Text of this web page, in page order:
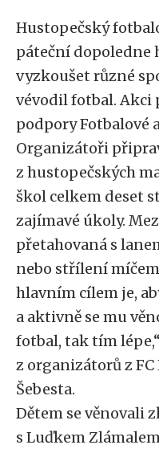
Hustopečský
páteční dopoledne
vyzkoušet různé
vévodil fotbal. Akci
podpory Fotbalové
Organizátoři
z hustopečských
škol celkem deset
zajímavé úkoly.
přetahovaná s
nebo střílení
hlavním cílem je,
a aktivně se mu
fotbal, tak tím
z organizátorů z FC
Šebesta.
Dětem se věnovali
s Luďkem